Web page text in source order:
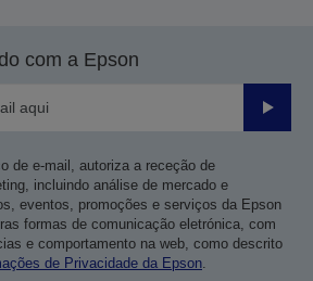
com a Epson
Enviar
de e-mail, autoriza a receção de
incluindo análise de mercado e
eventos, promoções e serviços da Epson
formas de comunicação eletrónica, com
e comportamento na web, como descrito
de Privacidade da Epson